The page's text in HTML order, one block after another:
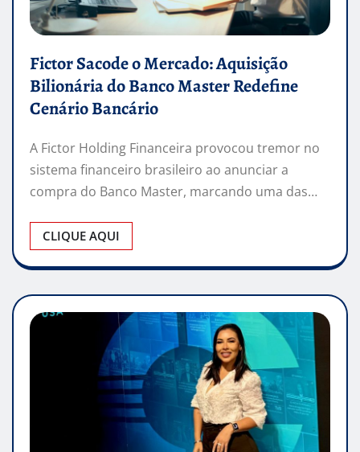
Fictor Sacode o Mercado: Aquisição
Bilionária do Banco Master Redefine
Cenário Bancário
A Fictor Holding Financeira provocou tremor no
sistema financeiro brasileiro ao anunciar a
compra do Banco Master, marcando uma das…
CLIQUE AQUI